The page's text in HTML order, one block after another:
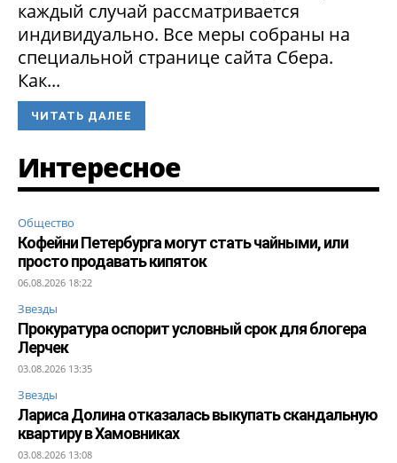
каждый случай рассматривается
индивидуально. Все меры собраны на
специальной странице сайта Сбера.
Как...
ЧИТАТЬ ДАЛЕЕ
Интересное
Общество
Кофейни Петербурга могут стать чайными, или
просто продавать кипяток
06.08.2026 18:22
Звезды
Прокуратура оспорит условный срок для блогера
Лерчек
03.08.2026 13:35
Звезды
Лариса Долина отказалась выкупать скандальную
квартиру в Хамовниках
03.08.2026 13:08